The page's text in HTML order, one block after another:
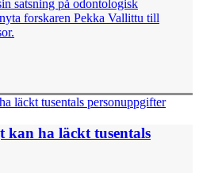
satsning på odontologisk
forskaren Pekka Vallittu till
kan ha läckt tusentals